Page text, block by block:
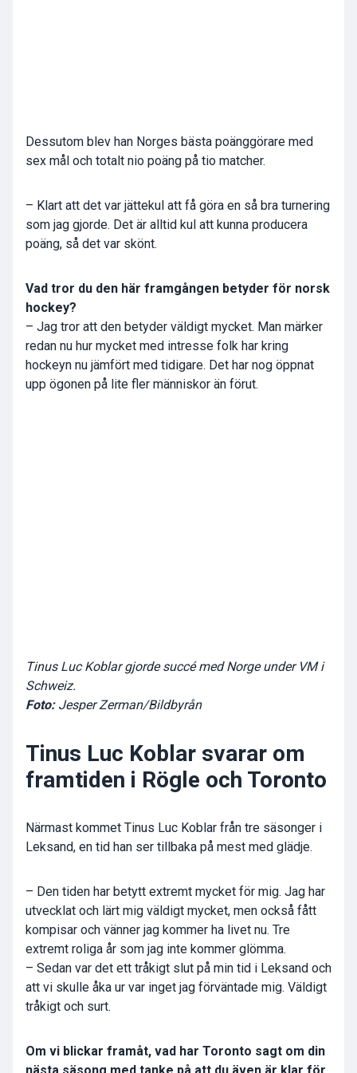
Dessutom blev han Norges bästa poänggörare med
sex mål och totalt nio poäng på tio matcher.
– Klart att det var jättekul att få göra en så bra turnering
som jag gjorde. Det är alltid kul att kunna producera
poäng, så det var skönt.
Vad tror du den här framgången betyder för norsk
hockey?
– Jag tror att den betyder väldigt mycket. Man märker
redan nu hur mycket med intresse folk har kring
hockeyn nu jämfört med tidigare. Det har nog öppnat
upp ögonen på lite fler människor än förut.
Tinus Luc Koblar gjorde succé med Norge under VM i
Schweiz.
Foto: Jesper Zerman/Bildbyrån
Tinus Luc Koblar svarar om
framtiden i Rögle och Toronto
Närmast kommet Tinus Luc Koblar från tre säsonger i
Leksand, en tid han ser tillbaka på mest med glädje.
– Den tiden har betytt extremt mycket för mig. Jag har
utvecklat och lärt mig väldigt mycket, men också fått
kompisar och vänner jag kommer ha livet nu. Tre
extremt roliga år som jag inte kommer glömma.
– Sedan var det ett tråkigt slut på min tid i Leksand och
att vi skulle åka ur var inget jag förväntade mig. Väldigt
tråkigt och surt.
Om vi blickar framåt, vad har Toronto sagt om din